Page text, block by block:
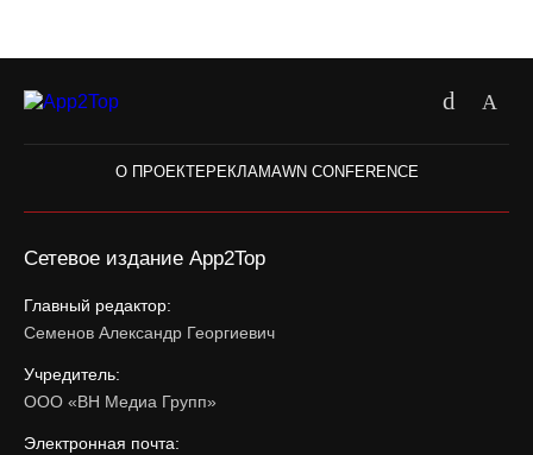
О ПРОЕКТЕРЕКЛАМАWN CONFERENCE
Сетевое издание App2Top
Главный редактор:
Семенов Александр Георгиевич
Учредитель:
ООО «ВН Медиа Групп»
Электронная почта: